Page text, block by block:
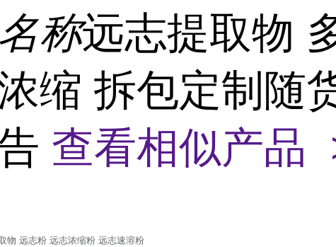
称远志提取物
缩 拆包定制随
查看相似产品
物 远志粉 远志浓缩粉 远志速溶粉